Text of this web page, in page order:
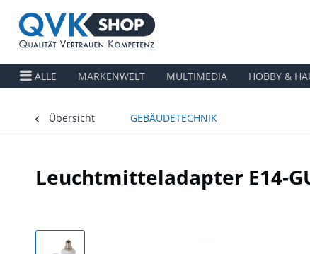
ALLE MARKENWELT MULTIMEDIA HOBBY &
Übersicht GEBÄUDETECHNIK
Leuchtmitteladapter E14-